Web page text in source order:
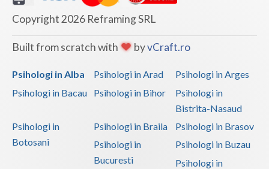
Copyright 2026 Reframing SRL
Built from scratch with byvCraft.ro
Psihologi in Alba Psihologi in Arad
Psihologi in Arges
Psihologi in Bacau
Psihologi in Bihor
Psihologi in
Bistrita-Nasaud
Psihologi in
Botosani
Psihologi in Braila
Psihologi in Brasov
Psihologi in
Bucuresti
Psihologi in Buzau
Psihologi in